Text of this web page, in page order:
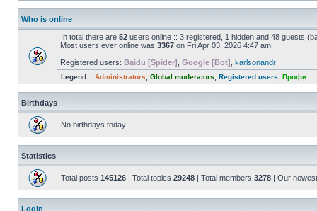
Who is online
In total there are 52 users online :: 3 registered, 1 hidden and 48 guests
Most users ever online was 3367 on Fri Apr 03, 2026 4:47 am
Registered users: Baidu [Spider] Google [Bot] karlsonandr
Legend :: Administrators Global moderators Registered users Профи
Birthdays
No birthdays today
Statistics
Total posts 145126 | Total topics 29248 | Total members 3278 | Our
Login